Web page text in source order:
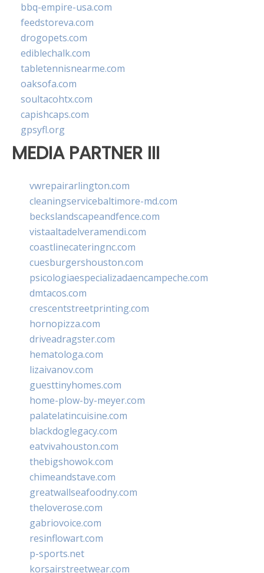
bbq-empire-usa.com
feedstoreva.com
drogopets.com
ediblechalk.com
tabletennisnearme.com
oaksofa.com
soultacohtx.com
capishcaps.com
gpsyfl.org
MEDIA PARTNER III
vwrepairarlington.com
cleaningservicebaltimore-md.com
beckslandscapeandfence.com
vistaaltadelveramendi.com
coastlinecateringnc.com
cuesburgershouston.com
psicologiaespecializadaencampeche.com
dmtacos.com
crescentstreetprinting.com
hornopizza.com
driveadragster.com
hematologa.com
lizaivanov.com
guesttinyhomes.com
home-plow-by-meyer.com
palatelatincuisine.com
blackdoglegacy.com
eatvivahouston.com
thebigshowok.com
chimeandstave.com
greatwallseafoodny.com
theloverose.com
gabriovoice.com
resinflowart.com
p-sports.net
korsairstreetwear.com